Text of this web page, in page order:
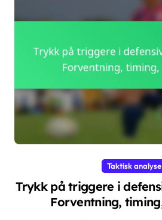
Taktisk analyse
Trykk på triggere i
Forventning,